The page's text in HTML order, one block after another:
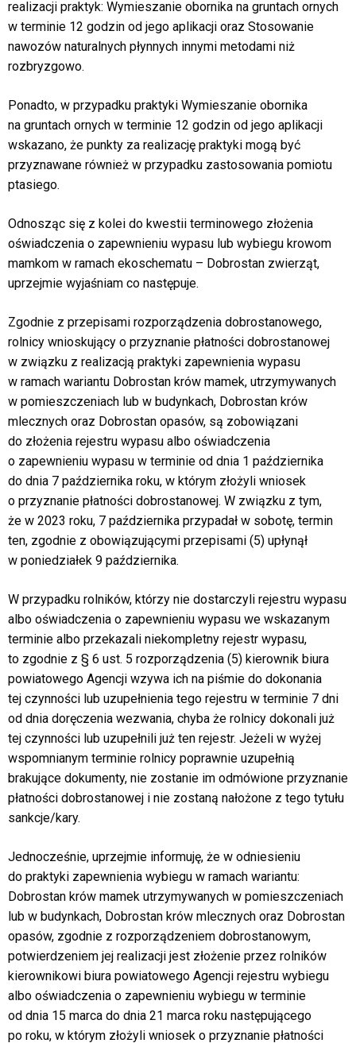
realizacji praktyk: Wymieszanie obornika na gruntach ornych
w terminie 12 godzin od jego aplikacji oraz Stosowanie
nawozów naturalnych płynnych innymi metodami niż
rozbryzgowo.
Ponadto, w przypadku praktyki Wymieszanie obornika
na gruntach ornych w terminie 12 godzin od jego aplikacji
wskazano, że punkty za realizację praktyki mogą być
przyznawane również w przypadku zastosowania pomiotu
ptasiego.
Odnosząc się z kolei do kwestii terminowego złożenia
oświadczenia o zapewnieniu wypasu lub wybiegu krowom
mamkom w ramach ekoschematu – Dobrostan zwierząt,
uprzejmie wyjaśniam co następuje.
Zgodnie z przepisami rozporządzenia dobrostanowego,
rolnicy wnioskujący o przyznanie płatności dobrostanowej
w związku z realizacją praktyki zapewnienia wypasu
w ramach wariantu Dobrostan krów mamek, utrzymywanych
w pomieszczeniach lub w budynkach, Dobrostan krów
mlecznych oraz Dobrostan opasów, są zobowiązani
do złożenia rejestru wypasu albo oświadczenia
o zapewnieniu wypasu w terminie od dnia 1 października
do dnia 7 października roku, w którym złożyli wniosek
o przyznanie płatności dobrostanowej. W związku z tym,
że w 2023 roku, 7 października przypadał w sobotę, termin
ten, zgodnie z obowiązującymi przepisami (5) upłynął
w poniedziałek 9 października.
W przypadku rolników, którzy nie dostarczyli rejestru wypasu
albo oświadczenia o zapewnieniu wypasu we wskazanym
terminie albo przekazali niekompletny rejestr wypasu,
to zgodnie z § 6 ust. 5 rozporządzenia (5) kierownik biura
powiatowego Agencji wzywa ich na piśmie do dokonania
tej czynności lub uzupełnienia tego rejestru w terminie 7 dni
od dnia doręczenia wezwania, chyba że rolnicy dokonali już
tej czynności lub uzupełnili już ten rejestr. Jeżeli w wyżej
wspomnianym terminie rolnicy poprawnie uzupełnią
brakujące dokumenty, nie zostanie im odmówione przyznanie
płatności dobrostanowej i nie zostaną nałożone z tego tytułu
sankcje/kary.
Jednocześnie, uprzejmie informuję, że w odniesieniu
do praktyki zapewnienia wybiegu w ramach wariantu:
Dobrostan krów mamek utrzymywanych w pomieszczeniach
lub w budynkach, Dobrostan krów mlecznych oraz Dobrostan
opasów, zgodnie z rozporządzeniem dobrostanowym,
potwierdzeniem jej realizacji jest złożenie przez rolników
kierownikowi biura powiatowego Agencji rejestru wybiegu
albo oświadczenia o zapewnieniu wybiegu w terminie
od dnia 15 marca do dnia 21 marca roku następującego
po roku, w którym złożyli wniosek o przyznanie płatności